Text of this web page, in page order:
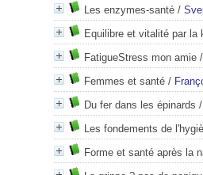
Les enzymes-santé /
Equilibre et vitalité par la
FatigueStress mon amie
Femmes et santé /
Du fer dans les épinards
Les fondements de
Forme et santé après la